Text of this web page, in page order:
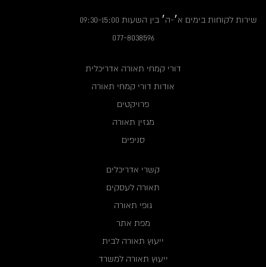
שירות לקוחות בימים א׳-ה׳ בין השעות 09:30-15:00
077-8038596
דורי קמחי תאורה אדריכלית
אודות דורי קמחי תאורה
פרויקטים
מגזין תאורה
סניפים
קשרי אדריכלים
תאורה לעסקים
גופי תאורה
מפת אתר
ייעוץ תאורה לבית
ייעוץ תאורה למשרד